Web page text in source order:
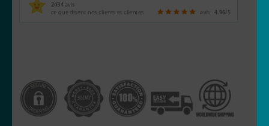
2434avis
ce que disent nos clients et clientes avis 4.96/5